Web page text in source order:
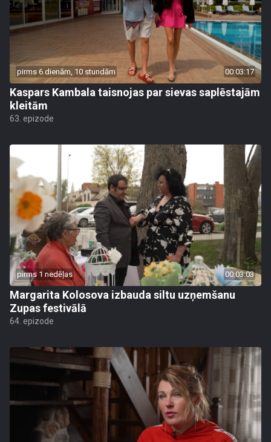
pirms 6 dienām, 10 stundām 00:03:17
Kaspars Kambala taisnojas par sievas saplēstajām
kleitām
63. epizode
pirms 1 nedēļas 00:03:03
Margarita Kolosova izbauda siltu uzņemšanu
Zupas festivālā
64. epizode